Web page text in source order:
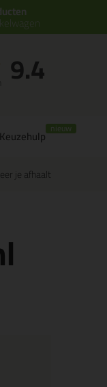
9.4
Keuzehulp
je afhaalt